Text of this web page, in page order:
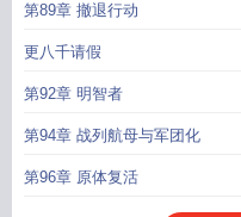
第89章 撤退行动
更八千请假
第92章 明智者
第94章 战列航母与军团化
第96章 原体复活